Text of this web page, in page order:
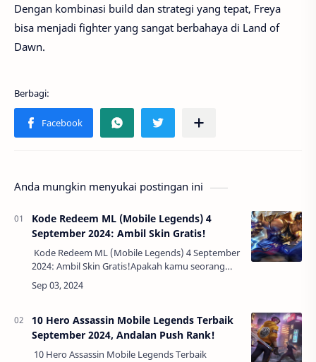
Dengan kombinasi build dan strategi yang tepat, Freya
bisa menjadi fighter yang sangat berbahaya di Land of
Dawn.
Anda mungkin menyukai postingan ini
Kode Redeem ML (Mobile Legends) 4
September 2024: Ambil Skin Gratis!
Kode Redeem ML (Mobile Legends) 4 September
2024: Ambil Skin Gratis!Apakah kamu seorang
pemain setia Mobile Legends? Jika iya, maka
kamu pasti tidak ingin melewatkan kesempat…
10 Hero Assassin Mobile Legends Terbaik
September 2024, Andalan Push Rank!
10 Hero Assassin Mobile Legends Terbaik